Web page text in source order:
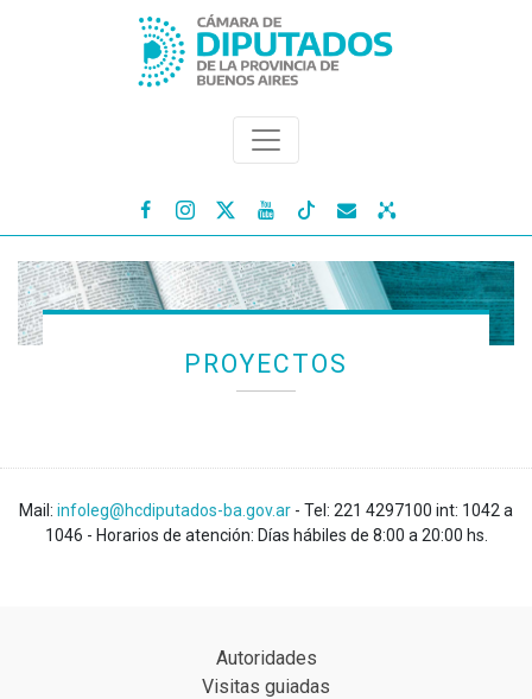
   
PROYECTOS
Mail: infoleg@hcdiputados-ba.gov.ar - Tel: 221 4297100 int: 1042 a
1046 - Horarios de atención: Días hábiles de 8:00 a 20:00 hs.
Autoridades
Visitas guiadas